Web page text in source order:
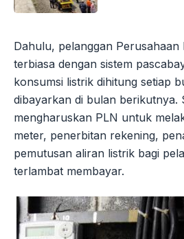
Dahulu, pelanggan Perusahaan
terbiasa dengan sistem
konsumsi listrik dihitung setiap
dibayarkan di bulan berikutnya.
mengharuskan PLN untuk
meter, penerbitan rekening,
pemutusan aliran listrik bagi
terlambat membayar.